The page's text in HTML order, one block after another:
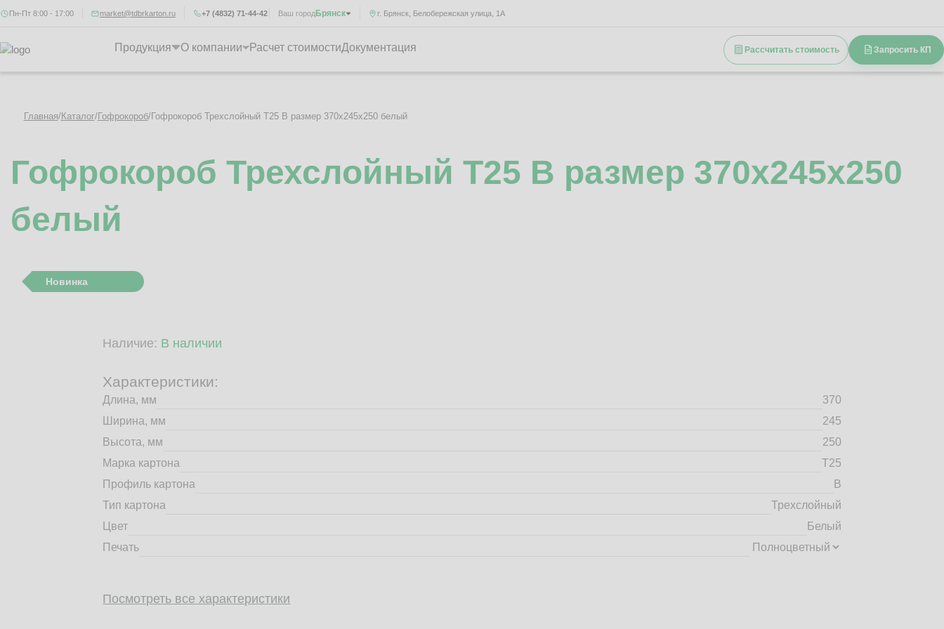
г. Брянск, Белобережская улица, 1А
Пн-Пт 8:00 - 17:00 market@tdbrkarton.ru Ваш городБрянск
+7 (4832) 71-44-42
Продукция О компании Расчет стоимостиДокументация Рассчитать стоимость Запросить КП
Главная/Каталог/Гофрокороб/Гофрокороб Трехслойный Т25 B размер 370x245x250 белый
Гофрокороб Трехслойный Т25 B размер 370x245x250
белый
Новинка
Наличие: В наличии
Характеристики:
Длина, мм
370
Ширина, мм
245
Высота, мм
250
Марка картона
Т25
Профиль картона
B
Тип картона
Трехслойный
Цвет
Белый
Печать
Посмотреть все характеристики